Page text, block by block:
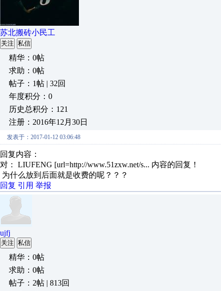
苏北搬砖小民工
关注 私信
精华：0帖
求助：0帖
帖子：1帖 | 32回
年度积分：0
历史总积分：121
注册：2016年12月30日
发表于：2017-01-12 03:06:48
回复内容：
对： LIUFENG [url=http://www.51zxw.net/s... 内容的回复！
为什么放到后面就是收费的呢？？？
回复 引用 举报
ujfj
关注 私信
精华：0帖
求助：0帖
帖子：2帖 | 813回